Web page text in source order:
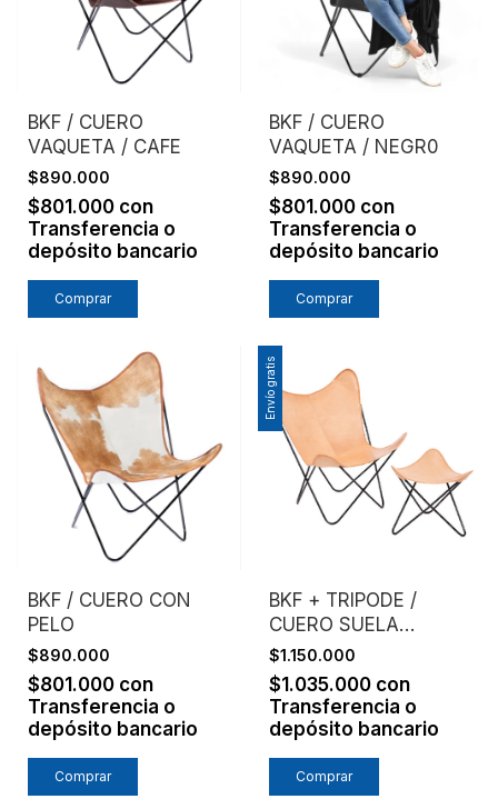
BKF / CUERO
VAQUETA / CAFE
$890.000
$801.000 con
Transferencia o
depósito bancario
Comprar
BKF / CUERO
VAQUETA / NEGR0
$890.000
$801.000 con
Transferencia o
depósito bancario
Comprar
BKF / CUERO CON
PELO
$890.000
$801.000 con
Transferencia o
depósito bancario
Comprar
Envío gratis
BKF + TRIPODE /
CUERO SUELA
NATURAL /
ESTRUCTURA NEGRO
$1.150.000
$1.035.000 con
Transferencia o
depósito bancario